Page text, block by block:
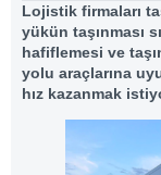
Lojistik firmaları
yükün taşınması
hafiflemesi ve
yolu araçlarına
hız kazanmak